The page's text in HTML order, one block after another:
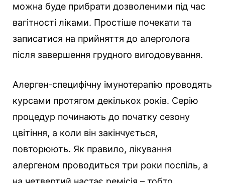
можна буде прибрати дозволеними під час
вагітності ліками. Простіше почекати та
записатися на прийняття до алерголога
після завершення грудного вигодовування.
Алерген-специфічну імунотерапію проводять
курсами протягом декількох років. Серію
процедур починають до початку сезону
цвітіння, а коли він закінчується,
повторюють. Як правило, лікування
алергеном проводиться три роки поспіль, а